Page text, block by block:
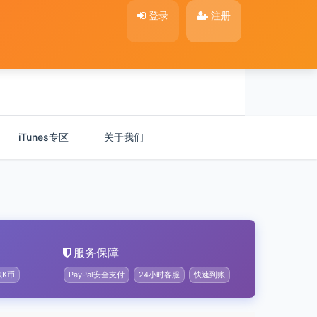
登录 注册
iTunes专区 关于我们
币
服务保障
PayPal安全支付 24小时客服 快速到账